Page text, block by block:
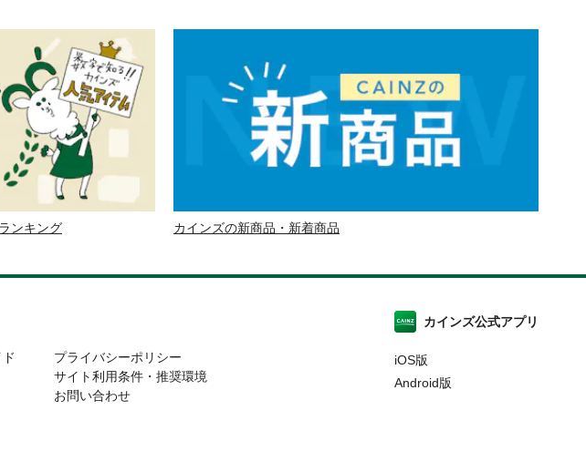
ンキング カインズの新商品・新着商品
プライバシーポリシー
サイト利用条件・推奨環境
お問い合わせ
カインズ公式アプリ
iOS版
Android版